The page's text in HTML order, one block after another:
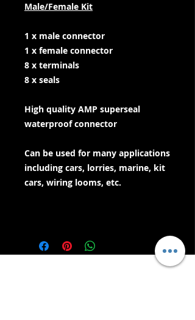
Male/Female Kit
1 x male connector
1 x female connector
8 x terminals
8 x seals
High quality AMP superseal
waterproof connector
Can be used for many applications
including cars, lorries, marine, kit
cars, wiring looms, etc.
Безпечні покупки: